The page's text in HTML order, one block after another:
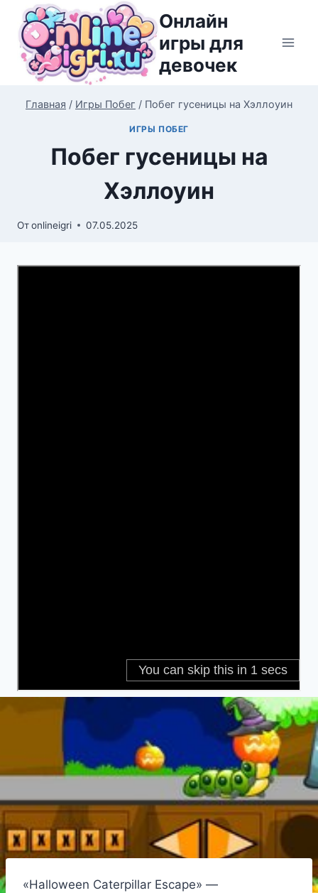
Перейти
содержимому
Онлайн
игры для
девочек
Главная / Игры Побег / Побег гусеницы на Хэллоуин
ИГРЫ ПОБЕГ
Побег гусеницы на
Хэллоуин
Отonlineigri 07.05.2025
«Halloween Caterpillar Escape» —